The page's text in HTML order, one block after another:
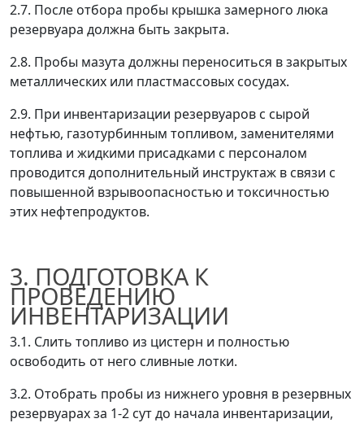
2.7. После отбора пробы крышка замерного люка
резервуара должна быть закрыта.
2.8. Пробы мазута должны переноситься в закрытых
металлических или пластмассовых сосудах.
2.9. При инвентаризации резервуаров с сырой
нефтью, газотурбинным топливом, заменителями
топлива и жидкими присадками с персоналом
проводится дополнительный инструктаж в связи с
повышенной взрывоопасностью и токсичностью
этих нефтепродуктов.
3. ПОДГОТОВКА К
ПРОВЕДЕНИЮ
ИНВЕНТАРИЗАЦИИ
3.1. Слить топливо из цистерн и полностью
освободить от него сливные лотки.
3.2. Отобрать пробы из нижнего уровня в резервных
резервуарах за 1-2 сут до начала инвентаризации,